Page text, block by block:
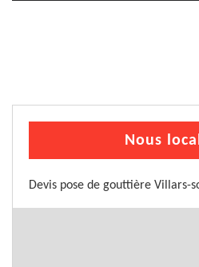
Nous
Devis pose de gouttière Villars-